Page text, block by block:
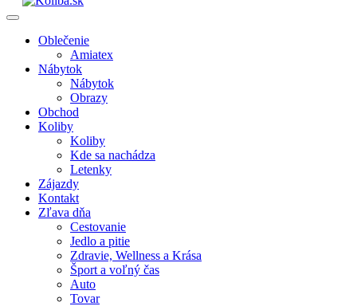
Oblečenie
Amiatex
Nábytok
Nábytok
Obrazy
Obchod
Koliby
Koliby
Kde sa nachádza
Letenky
Zájazdy
Kontakt
Zľava dňa
Cestovanie
Jedlo a pitie
Zdravie, Wellness a Krása
Šport a voľný čas
Auto
Tovar